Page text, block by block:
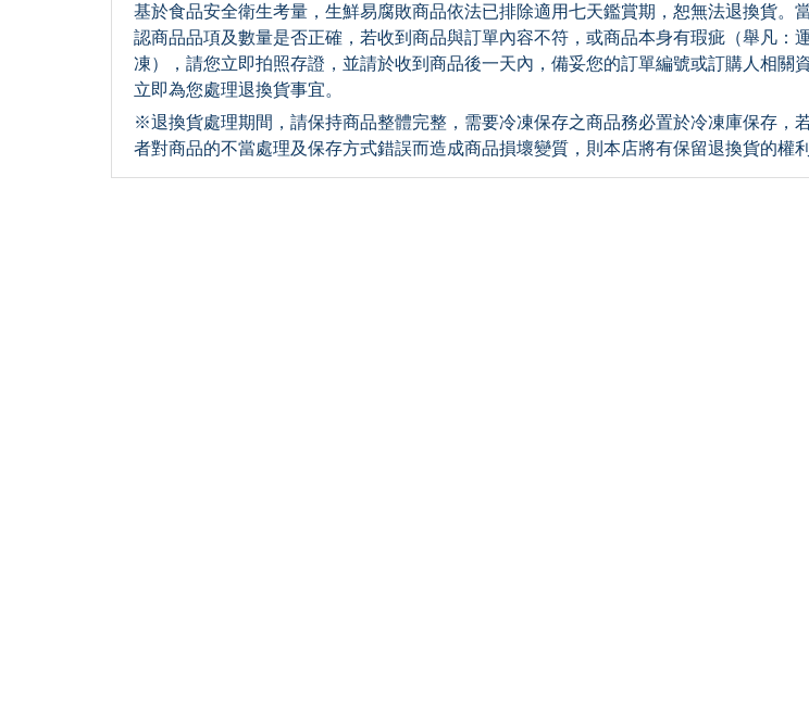
基於食品安全衛生考量，生鮮易腐敗商品依法已排除適用七天鑑賞期，恕無法退換貨。
認商品品項及數量是否正確，若收到商品與訂單內容不符，或商品本身有瑕疵（舉凡：
凍），請您立即拍照存證，並請於收到商品後一天內，備妥您的訂單編號或訂購人相關
立即為您處理退換貨事宜。
※退換貨處理期間，請保持商品整體完整，需要冷凍保存之商品務必置於冷凍庫保存，
者對商品的不當處理及保存方式錯誤而造成商品損壞變質，則本店將有保留退換貨的權利